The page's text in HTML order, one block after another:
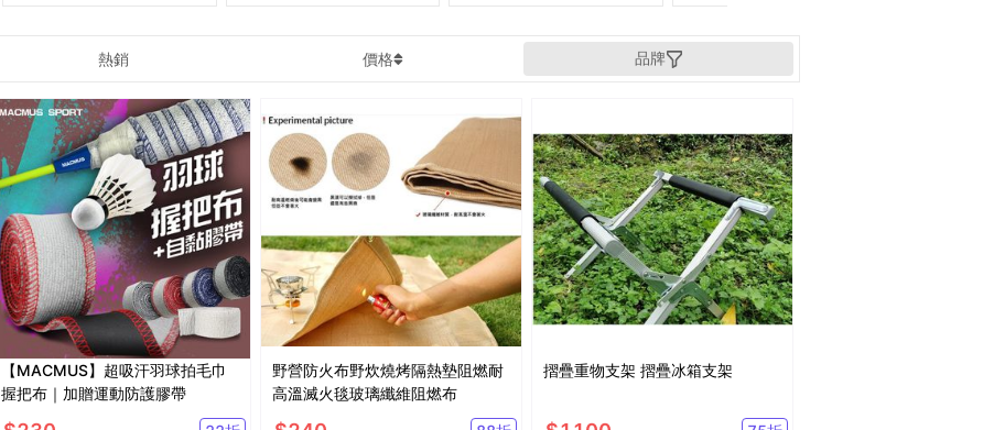
熱銷 價格 品牌
【MACMUS】超吸汗羽球拍毛巾
握把布｜加贈運動防護膠帶
野營防火布野炊燒烤隔熱墊阻燃耐
高溫滅火毯玻璃纖維阻燃布
摺疊重物支架 摺疊冰箱支架